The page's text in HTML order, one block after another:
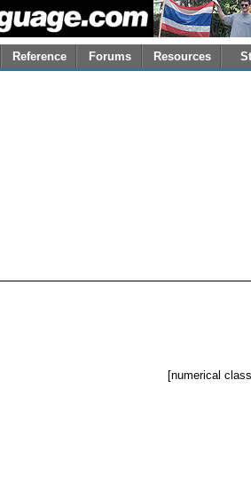
Reference Forums Resources
[numerical